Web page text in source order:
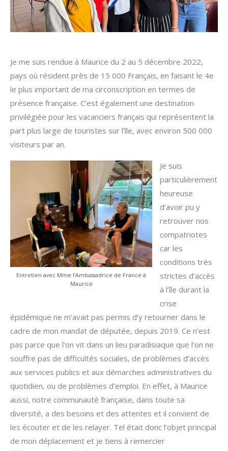
Je me suis rendue à Maurice du 2 au 5 décembre 2022,
pays où résident près de 15 000 Français, en faisant le 4e
le plus important de ma circonscription en termes de
présence française. C’est également une destination
privilégiée pour les vacanciers français qui représentent la
part plus large de touristes sur l’île, avec environ 500 000
visiteurs par an.
Entretien avec Mme l’Ambassadrice de France à
Maurice
Je suis
particulièrement
heureuse
d’avoir pu y
retrouver nos
compatriotes
car les
conditions très
strictes d’accès
à l’île durant la
crise
épidémique ne m’avait pas permis d’y retourner dans le
cadre de mon mandat de députée, depuis 2019. Ce n’est
pas parce que l’on vit dans un lieu paradisiaque que l’on ne
souffre pas de difficultés sociales, de problèmes d’accès
aux services publics et aux démarches administratives du
quotidien, ou de problèmes d’emploi. En effet, à Maurice
aussi, notre communauté française, dans toute sa
diversité, a des besoins et des attentes et il convient de
les écouter et de les relayer. Tel était donc l’objet principal
de mon déplacement et je tiens à remercier